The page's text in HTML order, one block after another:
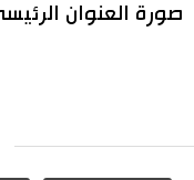
صورة العنوان